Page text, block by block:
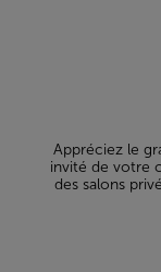
Appréciez le
invité de votre
des salons